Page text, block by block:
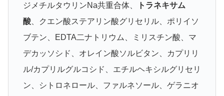
ジメチルタウリンNa共重合体、
トラネキサム
酸、クエン酸ステアリン酸グリセリル、ポリイソ
ブテン、EDTA二ナトリウム、ミリスチン酸、マ
デカッソシド、オレイン酸ソルビタン、カプリリ
ル/カプリルグルコシド、エチルヘキシルグリセリ
ン、シトロネロール、ファルネソール、ゲラニオ